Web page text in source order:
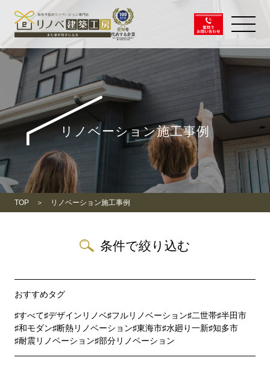
リノベーション施工事例
TOP リノベーション施工事例
条件で絞り込む
おすすめタグ
すべて デザインリノベ フルリノベーション 二世帯 半田市
和モダン 断熱リノベーション 東海市 水廻り一新 知多市
耐震リノベーション 部分リノベーション